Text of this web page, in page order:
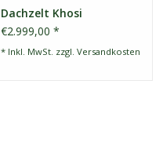
Dachzelt Khosi
€2.999,00 *
* Inkl. MwSt. zzgl. Versandkosten